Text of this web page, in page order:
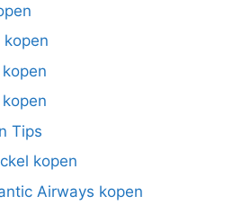
Tips
kopen
Airways kopen